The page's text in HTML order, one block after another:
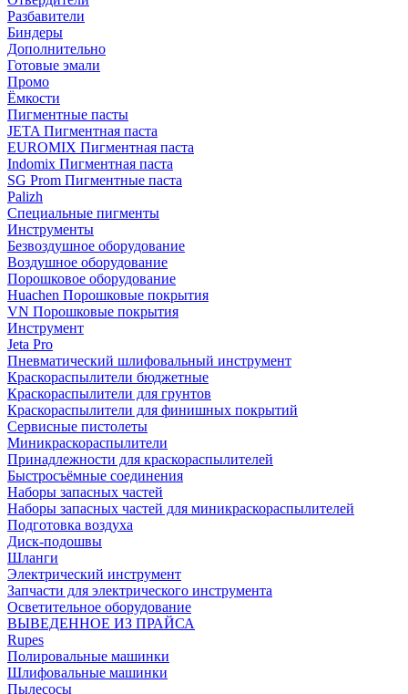
Разбавители
Биндеры
Дополнительно
Готовые эмали
Промо
Ёмкости
Пигментные пасты
JETA Пигментная паста
EUROMIX Пигментная паста
Indomix Пигментная паста
SG Prom Пигментные паста
Palizh
Специальные пигменты
Инструменты
Безвоздушное оборудование
Воздушное оборудование
Порошковое оборудование
Huachen Порошковые покрытия
VN Порошковые покрытия
Инструмент
Jeta Pro
Пневматический шлифовальный инструмент
Краскораспылители бюджетные
Краскораспылители для грунтов
Краскораспылители для финишных покрытий
Сервисные пистолеты
Миникраскораспылители
Принадлежности для краскораспылителей
Быстросъёмные соединения
Наборы запасных частей
Наборы запасных частей для миникраскораспылителей
Подготовка воздуха
Диск-подошвы
Шланги
Электрический инструмент
Запчасти для электрического инструмента
Осветительное оборудование
ВЫВЕДЕННОЕ ИЗ ПРАЙСА
Rupes
Полировальные машинки
Шлифовальные машинки
Пылесосы